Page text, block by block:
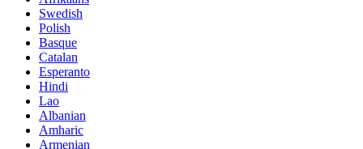
Swedish
Polish
Basque
Catalan
Esperanto
Hindi
Lao
Albanian
Amharic
Armenian